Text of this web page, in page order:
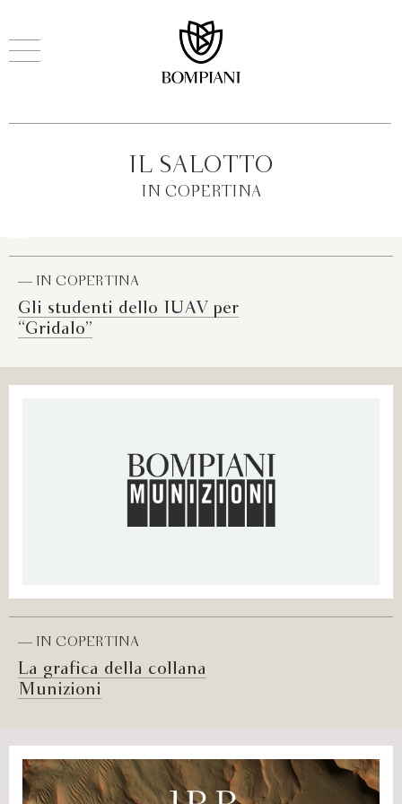
IL SALOTTO
IN COPERTINA
— IN COPERTINA
Gli studenti dello IUAV per
“Gridalo”
— IN COPERTINA
La grafica della collana
Munizioni